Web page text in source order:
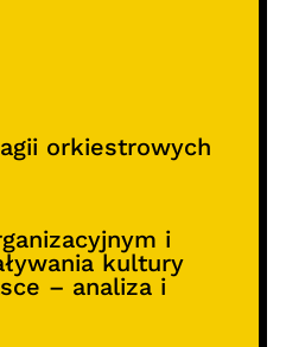
orkiestrowych
i
kultury
– analiza i